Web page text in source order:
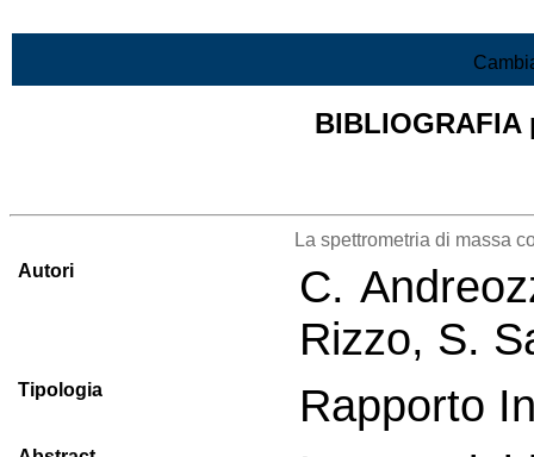
La spettrometria di massa
Autori
C.
Rizzo, S.
Tipologia Rapporto